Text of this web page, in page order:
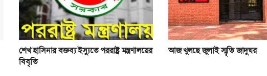
শেখ হাসিনার বক্তব্য ইস্যুতে পররাষ্ট্র মন্ত্রণালয়ের
বিবৃতি
আজ খুলছে জুলাই স্মৃতি জাদুঘর